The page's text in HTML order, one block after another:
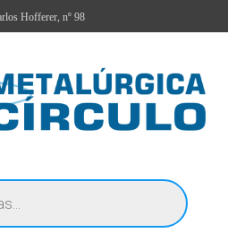
Hofferer, nº 98